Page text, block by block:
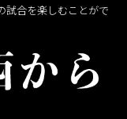
試合を楽しむことがで